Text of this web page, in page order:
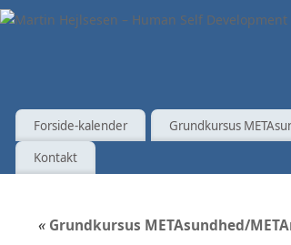
Forside-kalender Grundkursus
Kontakt
« Grundkursus METAsundhed/